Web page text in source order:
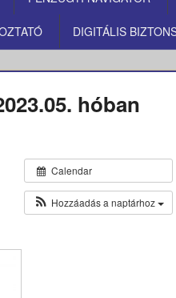
DIGITÁLIS
hóban
Calendar
Hozzáadás a naptárhoz